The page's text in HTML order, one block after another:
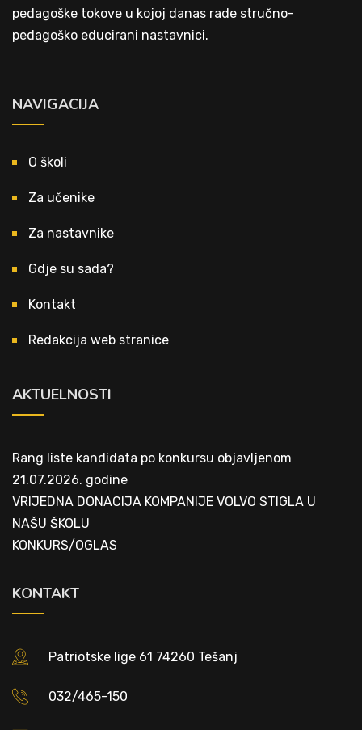
pedagoške tokove u kojoj danas rade stručno-
pedagoško educirani nastavnici.
NAVIGACIJA
O školi
Za učenike
Za nastavnike
Gdje su sada?
Kontakt
Redakcija web stranice
AKTUELNOSTI
Rang liste kandidata po konkursu objavljenom
21.07.2026. godine
VRIJEDNA DONACIJA KOMPANIJE VOLVO STIGLA U
NAŠU ŠKOLU
KONKURS/OGLAS
KONTAKT
Patriotske lige 61 74260 Tešanj
032/465-150